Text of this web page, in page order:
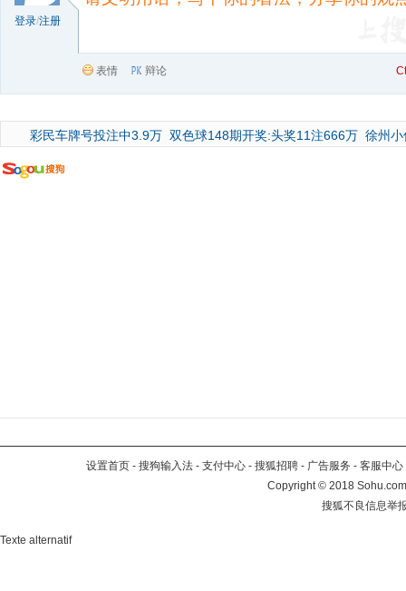
登录/注册
表情 辩论
彩民车牌号投注中3.9万 双色球148期开奖:头奖11注666万 徐州
设置首页 - 搜狗输入法 - 支付中心 - 搜狐招聘 - 广告服务 - 客服中心
Copyright©2018
搜狐不良信息举
Texte alternatif